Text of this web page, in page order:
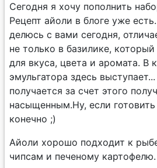
Сегодня я хочу пополнить
Рецепт айоли в блоге уже
делюсь с вами сегодня,
не только в базилике,
для вкуса, цвета и аромата. В
эмульгатора здесь
получается за счет этого
насыщенным.Ну, если готовить
конечно ;)
Айоли хорошо подходит к
чипсам и печеному картофелю.